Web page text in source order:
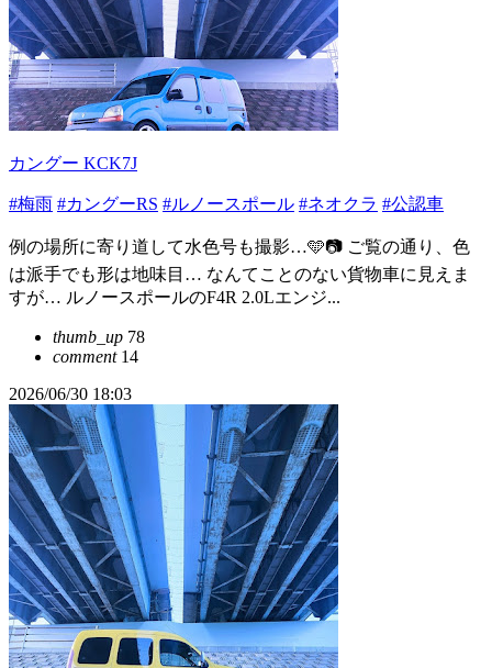
カングー KCK7J
#梅雨 #カングーRS #ルノースポール #ネオクラ #公認車
例の場所に寄り道して水色号も撮影…🩵📷 ご覧の通り、色
は派手でも形は地味目… なんてことのない貨物車に見えま
すが… ルノースポールのF4R 2.0Lエンジ...
thumb_up 78
comment14
2026/06/30 18:03